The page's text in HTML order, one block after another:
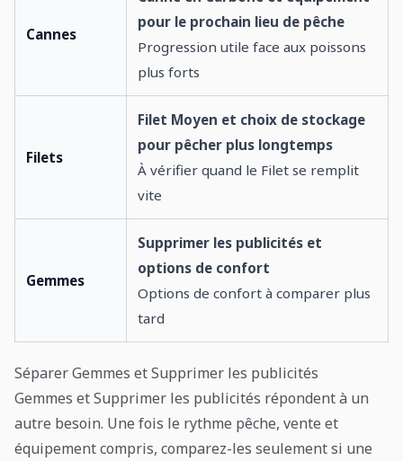
Cannes
pour le prochain lieu de pêche
Progression utile face aux poissons
plus forts
Filets
Filet Moyen et choix de stockage
pour pêcher plus longtemps
À vérifier quand le Filet se remplit
vite
Gemmes
Supprimer les publicités et
options de confort
Options de confort à comparer plus
tard
Séparer Gemmes et Supprimer les publicités
Gemmes et Supprimer les publicités répondent à un
autre besoin. Une fois le rythme pêche, vente et
équipement compris, comparez-les seulement si une